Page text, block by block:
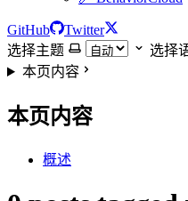
GitHub
Twitter
选择主题
选择
本页内容
本页内容
概述